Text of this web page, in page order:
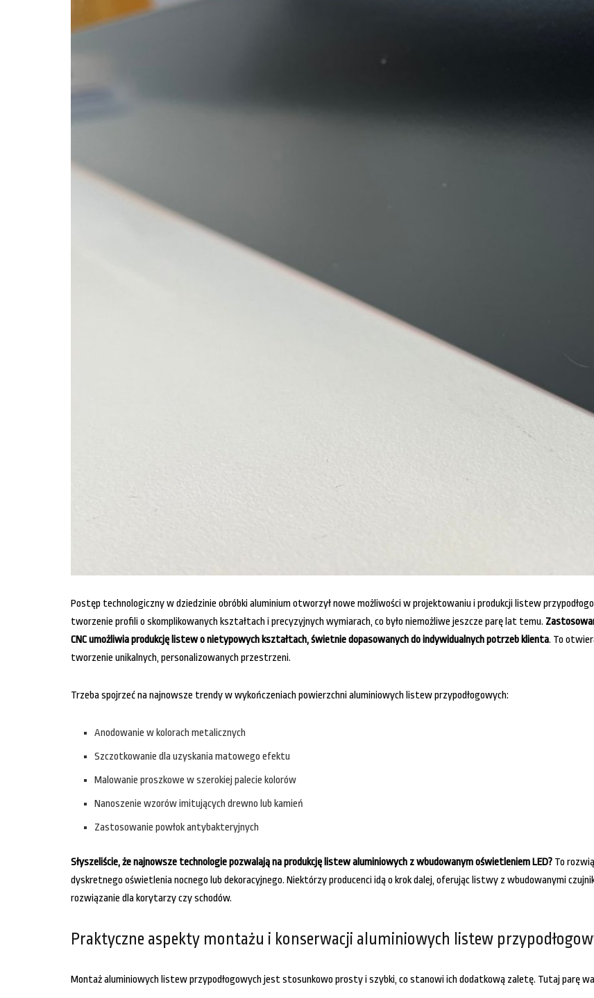
Postęp technologiczny w dziedzinie obróbki aluminium otworzył nowe możliwości w projektowaniu i produkcji listew
tworzenie profili o skomplikowanych kształtach i precyzyjnych wymiarach, co było niemożliwe jeszcze parę lat temu.
CNC umożliwia produkcję listew o nietypowych kształtach, świetnie dopasowanych do indywidualnych potrzeb klienta. To
tworzenie unikalnych, personalizowanych przestrzeni.
Trzeba spojrzeć na najnowsze trendy w wykończeniach powierzchni aluminiowych listew przypodłogowych:
Anodowanie w kolorach metalicznych
Szczotkowanie dla uzyskania matowego efektu
Malowanie proszkowe w szerokiej palecie kolorów
Nanoszenie wzorów imitujących drewno lub kamień
Zastosowanie powłok antybakteryjnych
Słyszeliście, że najnowsze technologie pozwalają na produkcję listew aluminiowych z wbudowanym oświetleniem LED? To
dyskretnego oświetlenia nocnego lub dekoracyjnego. Niektórzy producenci idą o krok dalej, oferując listwy z wbudowanymi
rozwiązanie dla korytarzy czy schodów.
Praktyczne aspekty montażu i konserwacji aluminiowych listew
Montaż aluminiowych listew przypodłogowych jest stosunkowo prosty i szybki, co stanowi ich dodatkową zaletę. Tutaj parę